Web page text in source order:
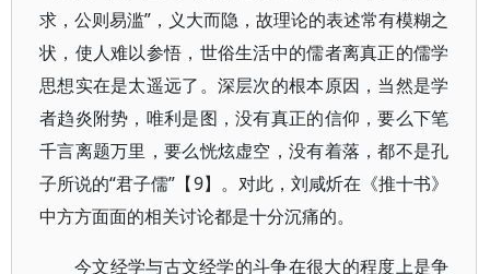
求，公则易滥”，义大而隐，故理论的表述常有模糊之
状，使人难以参悟，世俗生活中的儒者离真正的儒学
思想实在是太遥远了。深层次的根本原因，当然是学
者趋炎附势，唯利是图，没有真正的信仰，要么下笔
千言离题万里，要么恍炫虚空，没有着落，都不是孔
子所说的“君子儒”【9】。对此，刘咸炘在《推十书》
中方方面面的相关讨论都是十分沉痛的。
今文经学与古文经学的斗争在很大的程度上是争